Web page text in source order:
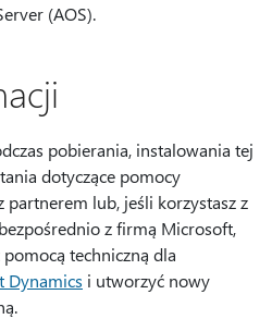
(AOS).
pobierania, instalowania tej
dotyczące pomocy
partnerem lub, jeśli korzystasz z
z firmą Microsoft,
techniczną dla
Dynamics i utworzyć nowy